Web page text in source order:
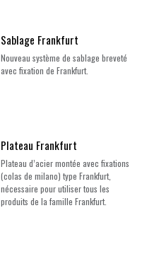
Nouveau !
Sablage Frankfurt
Nouveau système de sablage breveté
avec fixation de Frankfurt.
Plateau Frankfurt
Plateau d’acier montée avec fixations
(colas de milano) type Frankfurt,
nécessaire pour utiliser tous les
produits de la famille Frankfurt.